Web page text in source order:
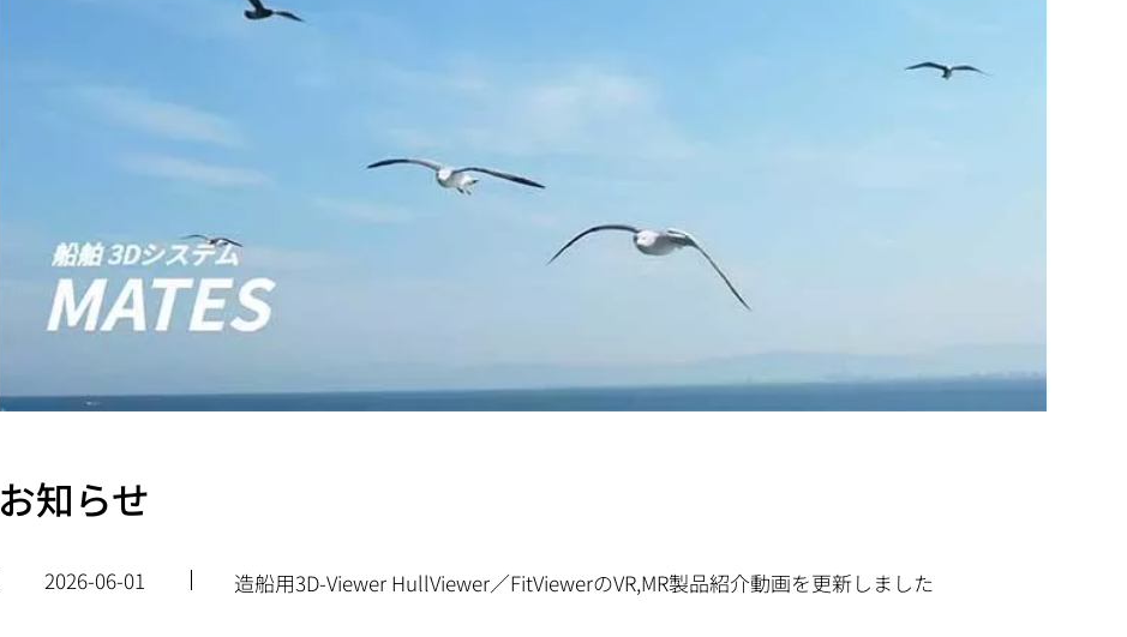
お知らせ
2026-06-01 造船用3D-Viewer HullViewer／FitViewerのVR,MR製品紹介動画を更新しました